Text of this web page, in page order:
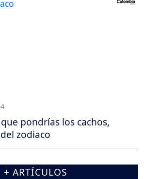
pondrías los cachos,
zodiaco
+ ARTÍCULOS